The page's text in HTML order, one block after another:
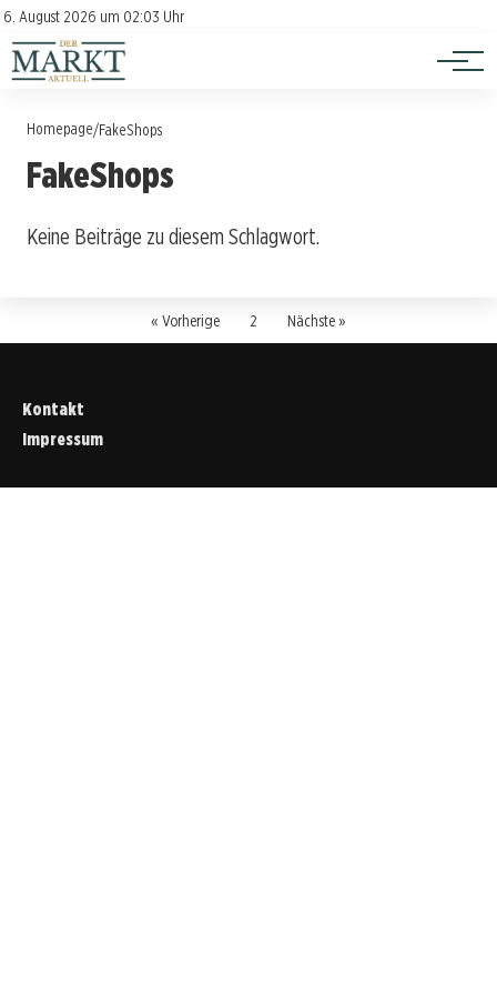
6. August 2026 um 02:03 Uhr
Kontakt
Impressum
Investition
Verbraucherschutz
Homepage/FakeShops
FakeShops
Keine Beiträge zu diesem Schlagwort.
« Vorherige 2 Nächste »
Kontakt
Impressum